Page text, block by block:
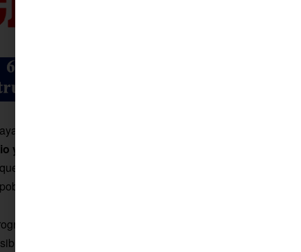
que esta iniciativa “responde a las
y se enmarca en nuestra estrategia de desarrollo
“apostamos por un urbanismo que sirva para mejorar la
en nuestro territorio”.
permite afianzar población en los municipios y ofrecer
para la población.